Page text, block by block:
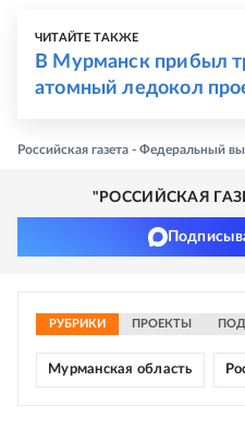
ЧИТАЙТЕ ТАКЖЕ
В Мурманск прибыл
атомный ледокол
Российская газета - Федеральный
"РОССИЙСКАЯ
РУБРИКИ ПРОЕКТЫ
Мурманская область